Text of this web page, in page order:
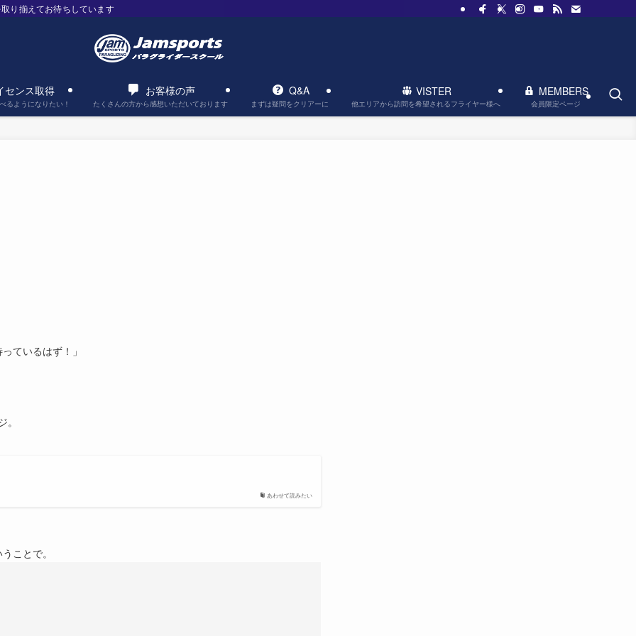
り揃えてお待ちしています
センス取得
るようになりたい！
お客様の声
たくさんの方から感想いただいております
Q&A
まずは疑問をクリアーに
VISTER
他エリアから訪問を希望されるフライヤー様へ
MEMBERS
会員限定ページ
ているはず！」
あわせて読みたい
ことで。